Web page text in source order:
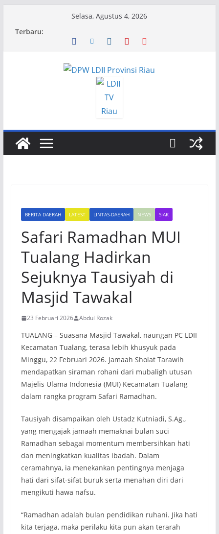
Selasa, Agustus 4, 2026
Terbaru:
BERITA DAERAH LATEST LINTAS-DAERAH NEWS SIAK
Safari Ramadhan MUI
Tualang Hadirkan
Sejuknya Tausiyah di
Masjid Tawakal
23 Februari 2026 Abdul Rozak
TUALANG – Suasana Masjid Tawakal, naungan PC LDII
Kecamatan Tualang, terasa lebih khusyuk pada
Minggu, 22 Februari 2026. Jamaah Sholat Tarawih
mendapatkan siraman rohani dari mubaligh utusan
Majelis Ulama Indonesia (MUI) Kecamatan Tualang
dalam rangka program Safari Ramadhan.
Tausiyah disampaikan oleh Ustadz Kutniadi, S.Ag.,
yang mengajak jamaah memaknai bulan suci
Ramadhan sebagai momentum membersihkan hati
dan meningkatkan kualitas ibadah. Dalam
ceramahnya, ia menekankan pentingnya menjaga
hati dari sifat-sifat buruk serta menahan diri dari
mengikuti hawa nafsu.
“Ramadhan adalah bulan pendidikan ruhani. Jika hati
kita terjaga, maka perilaku kita pun akan terarah